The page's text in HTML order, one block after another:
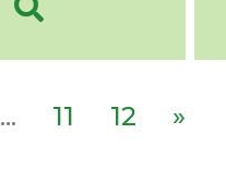
... 11 12 »